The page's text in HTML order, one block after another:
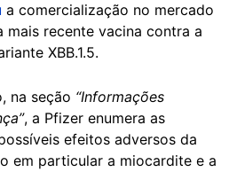
a comercialização no mercado
mais recente vacina contra a
XBB.1.5.
na seção “Informações
, a Pfizer enumera as
efeitos adversos da
em particular a miocardite e a